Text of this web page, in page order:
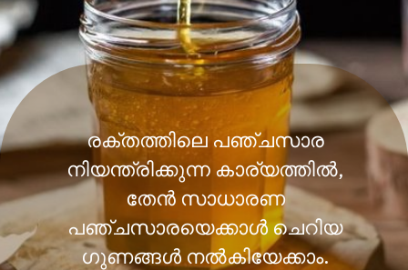
രക്തത്തിലെ പഞ്ചസാര
നിയന്ത്രിക്കുന്ന കാര്യത്തിൽ,
തേൻ സാധാരണ
പഞ്ചസാരയെക്കാൾ ചെറിയ
ഗുണങ്ങൾ നൽകിയേക്കാം.